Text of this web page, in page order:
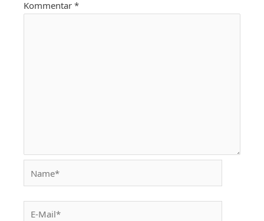
Kommentar*